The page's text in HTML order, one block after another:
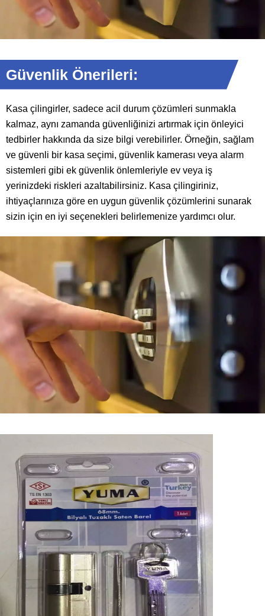
Güvenlik Önerileri:
Kasa çilingirler, sadece acil durum çözümleri sunmakla
kalmaz, aynı zamanda güvenliğinizi artırmak için önleyici
tedbirler hakkında da size bilgi verebilirler. Örneğin, sağlam
ve güvenli bir kasa seçimi, güvenlik kamerası veya alarm
sistemleri gibi ek güvenlik önlemleriyle ev veya iş
yerinizdeki riskleri azaltabilirsiniz. Kasa çilingiriniz,
ihtiyaçlarınıza göre en uygun güvenlik çözümlerini sunarak
sizin için en iyi seçenekleri belirlemenize yardımcı olur.